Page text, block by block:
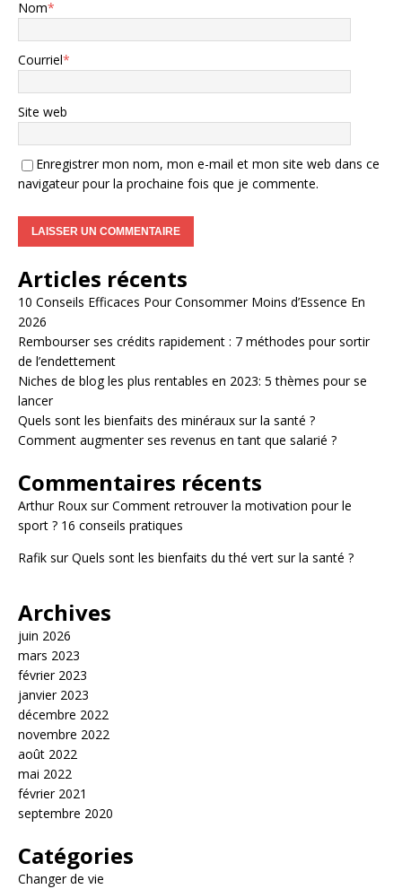
Nom*
Courriel*
Site web
Enregistrer mon nom, mon e-mail et mon site web dans ce
navigateur pour la prochaine fois que je commente.
Articles récents
10 Conseils Efficaces Pour Consommer Moins d’Essence En
2026
Rembourser ses crédits rapidement : 7 méthodes pour sortir
de l’endettement
Niches de blog les plus rentables en 2023: 5 thèmes pour se
lancer
Quels sont les bienfaits des minéraux sur la santé ?
Comment augmenter ses revenus en tant que salarié ?
Commentaires récents
Arthur Roux surComment retrouver la motivation pour le
sport ? 16 conseils pratiques
Rafik surQuels sont les bienfaits du thé vert sur la santé ?
Archives
juin 2026
mars 2023
février 2023
janvier 2023
décembre 2022
novembre 2022
août 2022
mai 2022
février 2021
septembre 2020
Catégories
Changer de vie